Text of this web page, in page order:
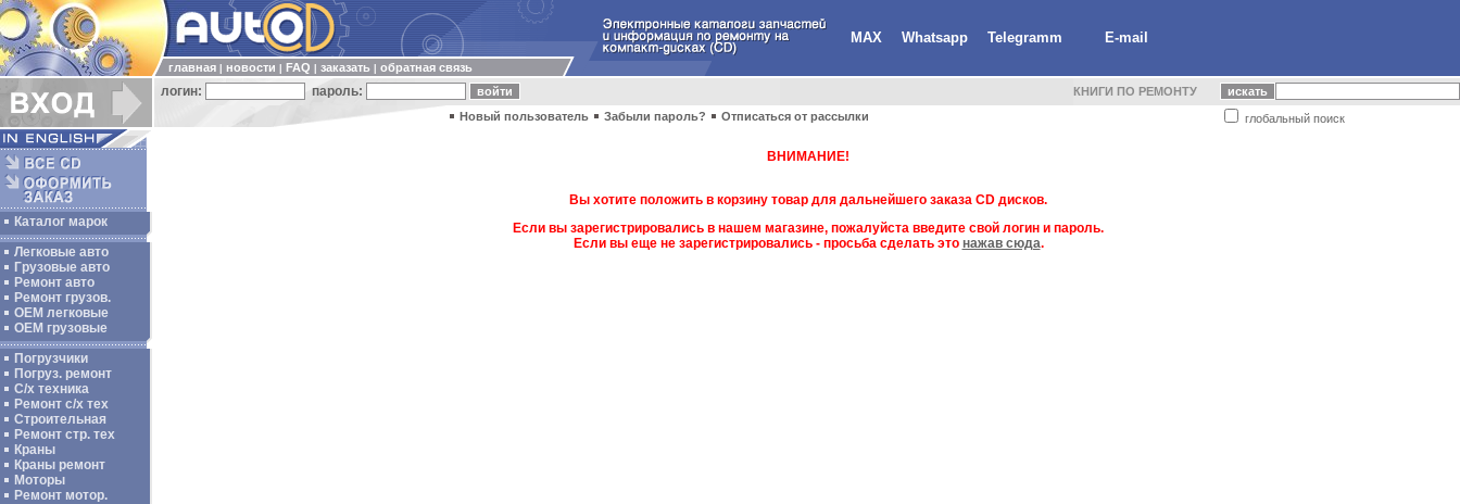
MAX Whatsapp Telegramm E-mail
главная новости FAQ заказать обратная связь
логин: пароль: КНИГИ ПО РЕМОНТУ
глобальный поиск
Новый пользователь Забыли пароль? Отписаться от рассылки
Каталог марок
Легковые авто
Грузовые авто
Ремонт авто
Ремонт грузов.
ОЕМ легковые
OEM грузовые
Погрузчики
Погруз. ремонт
С/х техника
Ремонт с/х тех
Строительная
Ремонт стр. тех
Краны
Краны ремонт
Моторы
Ремонт мотор.
ВНИМАНИЕ!
Вы хотите положить в корзину товар для дальнейшего заказа CD дисков.
Если вы зарегистрировались в нашем магазине, пожалуйста введите свой логин и пароль.
Если вы еще не зарегистрировались - просьба сделать это нажав сюда.